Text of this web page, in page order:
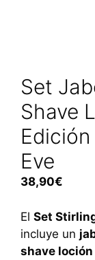
Set
Shave
Eve
38,90€
El Set
incluye un
shave loción